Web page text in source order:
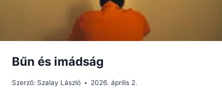
Bűn és imádság
Szerző: Szalay László 2026. április 2.